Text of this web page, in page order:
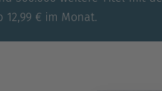
12,99 € im Monat.